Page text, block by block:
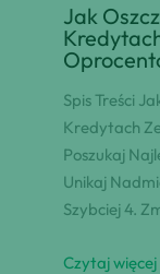
Jak
Spis Treści
Kredytach
Poszukaj
Unikaj
Szybciej 4.
Czytaj więcej